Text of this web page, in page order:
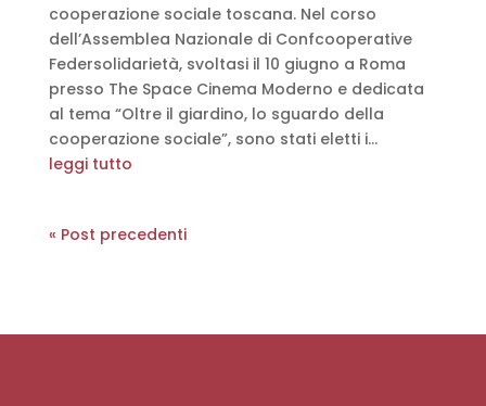
cooperazione sociale toscana. Nel corso
dell’Assemblea Nazionale di Confcooperative
Federsolidarietà, svoltasi il 10 giugno a Roma
presso The Space Cinema Moderno e dedicata
al tema “Oltre il giardino, lo sguardo della
cooperazione sociale”, sono stati eletti i...
leggi tutto
« Post precedenti